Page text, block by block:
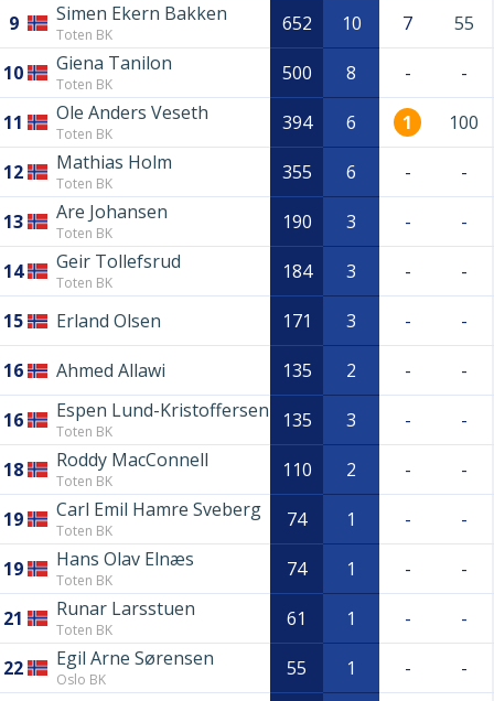
9 Simen Ekern Bakken
Toten BK 652 10 7 55
10 Giena Tanilon
Toten BK 500 8 - -
11 Ole Anders Veseth
Toten BK 394 6 1 100
12 Mathias Holm
Toten BK 355 6 - -
13 Are Johansen
Toten BK 190 3 - -
14 Geir Tollefsrud
Toten BK 184 3 - -
15 Erland Olsen 171 3 - -
16 Ahmed Allawi 135 2 - -
16 Espen Lund-Kristoffersen
Toten BK 135 3 - -
18 Roddy MacConnell
Toten BK 110 2 - -
19 Carl Emil Hamre Sveberg
Toten BK 74 1 - -
19 Hans Olav Elnæs
Toten BK 74 1 - -
21 Runar Larsstuen
Toten BK 61 1 - -
22 Egil Arne Sørensen
Oslo BK 55 1 -
-